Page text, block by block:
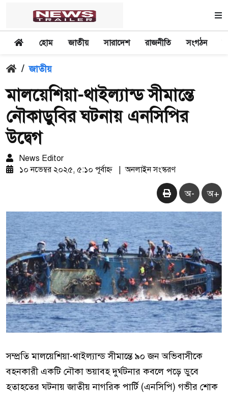
হোম জাতীয় সারাদেশ রাজনীতি সংগঠন
/ জাতীয়
মালয়েশিয়া-থাইল্যান্ড সীমান্তে
নৌকাডুবির ঘটনায় এনসিপির
উদ্বেগ
News Editor
১০ নভেম্বর ২০২৫, ৫:১০ পূর্বাহ্ন
অনলাইন সংস্করণ
অ- অ+
সম্প্রতি মালয়েশিয়া-থাইল্যান্ড সীমান্তে ৯০ জন অভিবাসীকে
বহনকারী একটি নৌকা ভয়াবহ দুর্ঘটনার কবলে পড়ে ডুবে
হতাহতের ঘটনায় জাতীয় নাগরিক পার্টি (এনসিপি) গভীর শোক